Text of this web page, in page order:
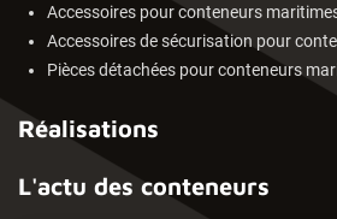
Accessoires pour conteneurs
Accessoires de sécurisation pour
Pièces détachées pour conteneurs
Réalisations
L'actu des conteneurs